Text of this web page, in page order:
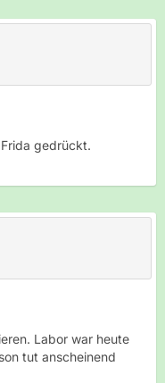
Frida gedrückt.
Labor war heute
tut anscheinend